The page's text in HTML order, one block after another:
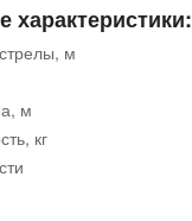
характеристики:
м
м
кг